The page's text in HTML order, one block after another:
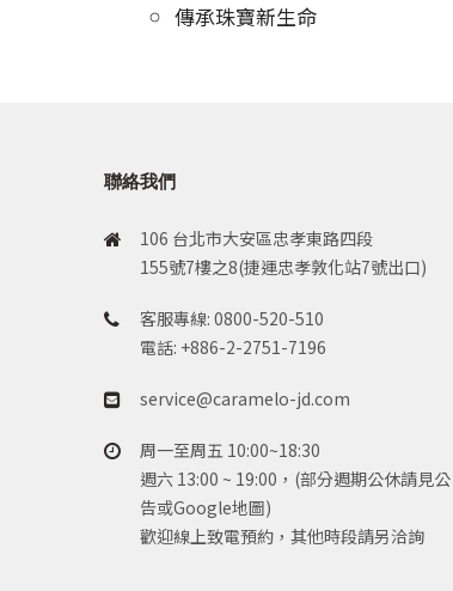
傳承珠寶新生命
聯絡我們
106 台北市大安區忠孝東路四段
155號7樓之8(捷運忠孝敦化站7號出口)
客服專線: 0800-520-510
電話: +886-2-2751-7196
service@caramelo-jd.com
周一至周五 10:00~18:30
週六 13:00 ~ 19:00，(部分週期公休請見公
告或Google地圖)
歡迎線上致電預約，其他時段請另洽詢